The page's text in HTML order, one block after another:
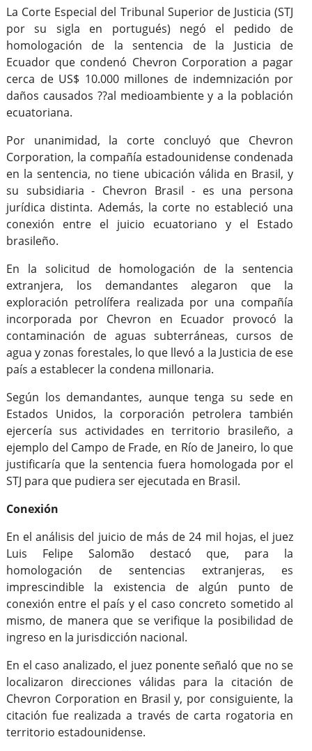
La Corte Especial del Tribunal Superior de Justicia (STJ
por su sigla en portugués) negó el pedido de
homologación de la sentencia de la Justicia de
Ecuador que condenó Chevron Corporation a pagar
cerca de US$ 10.000 millones de indemnización por
daños causados ??al medioambiente y a la población
ecuatoriana.
Por unanimidad, la corte concluyó que Chevron
Corporation, la compañía estadounidense condenada
en la sentencia, no tiene ubicación válida en Brasil, y
su subsidiaria - Chevron Brasil - es una persona
jurídica distinta. Además, la corte no estableció una
conexión entre el juicio ecuatoriano y el Estado
brasileño.
En la solicitud de homologación de la sentencia
extranjera, los demandantes alegaron que la
exploración petrolífera realizada por una compañía
incorporada por Chevron en Ecuador provocó la
contaminación de aguas subterráneas, cursos de
agua y zonas forestales, lo que llevó a la Justicia de ese
país a establecer la condena millonaria.
Según los demandantes, aunque tenga su sede en
Estados Unidos, la corporación petrolera también
ejercería sus actividades en territorio brasileño, a
ejemplo del Campo de Frade, en Río de Janeiro, lo que
justificaría que la sentencia fuera homologada por el
STJ para que pudiera ser ejecutada en Brasil.
Conexión
En el análisis del juicio de más de 24 mil hojas, el juez
Luis Felipe Salomão destacó que, para la
homologación de sentencias extranjeras, es
imprescindible la existencia de algún punto de
conexión entre el país y el caso concreto sometido al
mismo, de manera que se verifique la posibilidad de
ingreso en la jurisdicción nacional.
En el caso analizado, el juez ponente señaló que no se
localizaron direcciones válidas para la citación de
Chevron Corporation en Brasil y, por consiguiente, la
citación fue realizada a través de carta rogatoria en
territorio estadounidense.